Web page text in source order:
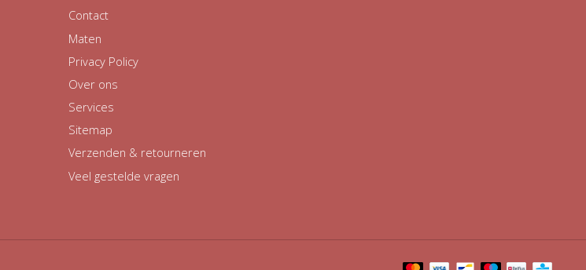
Contact
Maten
Privacy Policy
Over ons
Services
Sitemap
Verzenden & retourneren
Veel gestelde vragen